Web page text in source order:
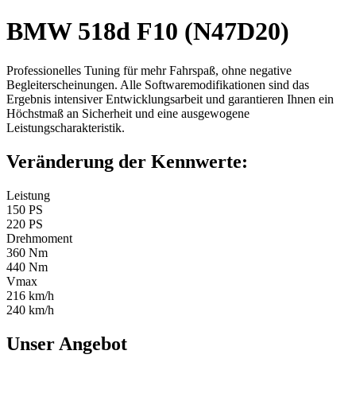
BMW 518d F10 (N47D20)
Professionelles Tuning für mehr Fahrspaß, ohne negative
Begleiterscheinungen. Alle Softwaremodifikationen sind das
Ergebnis intensiver Entwicklungsarbeit und garantieren Ihnen ein
Höchstmaß an Sicherheit und eine ausgewogene
Leistungscharakteristik.
Veränderung der Kennwerte:
Leistung
150 PS
220 PS
Drehmoment
360 Nm
440 Nm
Vmax
216 km/h
240 km/h
Unser Angebot